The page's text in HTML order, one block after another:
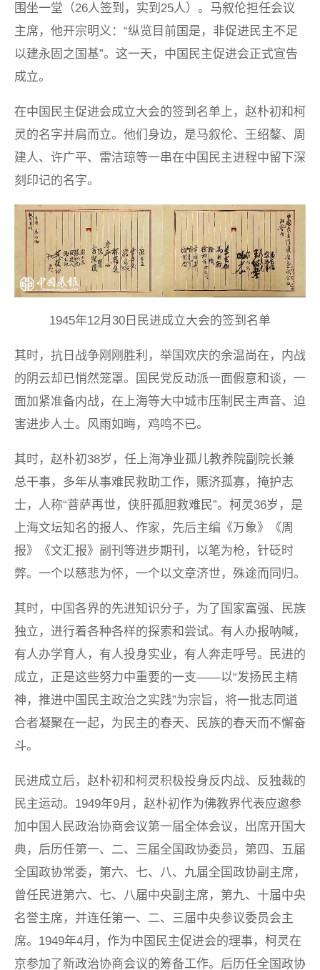
围坐一堂（26人签到，实到25人）。马叙伦担任会议
主席，他开宗明义：“纵览目前国是，非促进民主不足
以建永固之国基”。这一天，中国民主促进会正式宣告
成立。
在中国民主促进会成立大会的签到名单上，赵朴初和柯
灵的名字并肩而立。他们身边，是马叙伦、王绍鏊、周
建人、许广平、雷洁琼等一串在中国民主进程中留下深
刻印记的名字。
1945年12月30日民进成立大会的签到名单
其时，抗日战争刚刚胜利，举国欢庆的余温尚在，内战
的阴云却已悄然笼罩。国民党反动派一面假意和谈，一
面加紧准备内战，在上海等大中城市压制民主声音、迫
害进步人士。风雨如晦，鸡鸣不已。
其时，赵朴初38岁，任上海净业孤儿教养院副院长兼
总干事，多年从事难民救助工作，赈济孤寡，掩护志
士，人称“菩萨再世，侠肝孤胆救难民”。柯灵36岁，是
上海文坛知名的报人、作家，先后主编《万象》《周
报》《文汇报》副刊等进步期刊，以笔为枪，针砭时
弊。一个以慈悲为怀，一个以文章济世，殊途而同归。
其时，中国各界的先进知识分子，为了国家富强、民族
独立，进行着各种各样的探索和尝试。有人办报呐喊，
有人办学育人，有人投身实业，有人奔走呼号。民进的
成立，正是这些努力中重要的一支——以“发扬民主精
神，推进中国民主政治之实践”为宗旨，将一批志同道
合者凝聚在一起，为民主的春天、民族的春天而不懈奋
斗。
民进成立后，赵朴初和柯灵积极投身反内战、反独裁的
民主运动。1949年9月，赵朴初作为佛教界代表应邀参
加中国人民政治协商会议第一届全体会议，出席开国大
典，后历任第一、二、三届全国政协委员，第四、五届
全国政协常委，第六、七、八、九届全国政协副主席，
曾任民进第六、七、八届中央副主席，第九、十届中央
名誉主席，并连任第一、二、三届中央参议委员会主
席。1949年4月，作为中国民主促进会的理事，柯灵在
京参加了新政治协商会议的筹备工作。后历任全国政协